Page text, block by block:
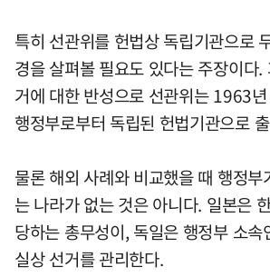
특히 선관위를 헌법상 독립기관으로
경을 살펴볼 필요도 있다는 주장이다
거에 대한 반성으로 선관위는 1963
행정부로부터 독립된 헌법기관으로
물론 해외 사례와 비교했을 때 행정
는 나라가 없는 것은 아니다. 일본은
당하는 총무성이, 독일은 행정부 소
실상 선거를 관리한다.